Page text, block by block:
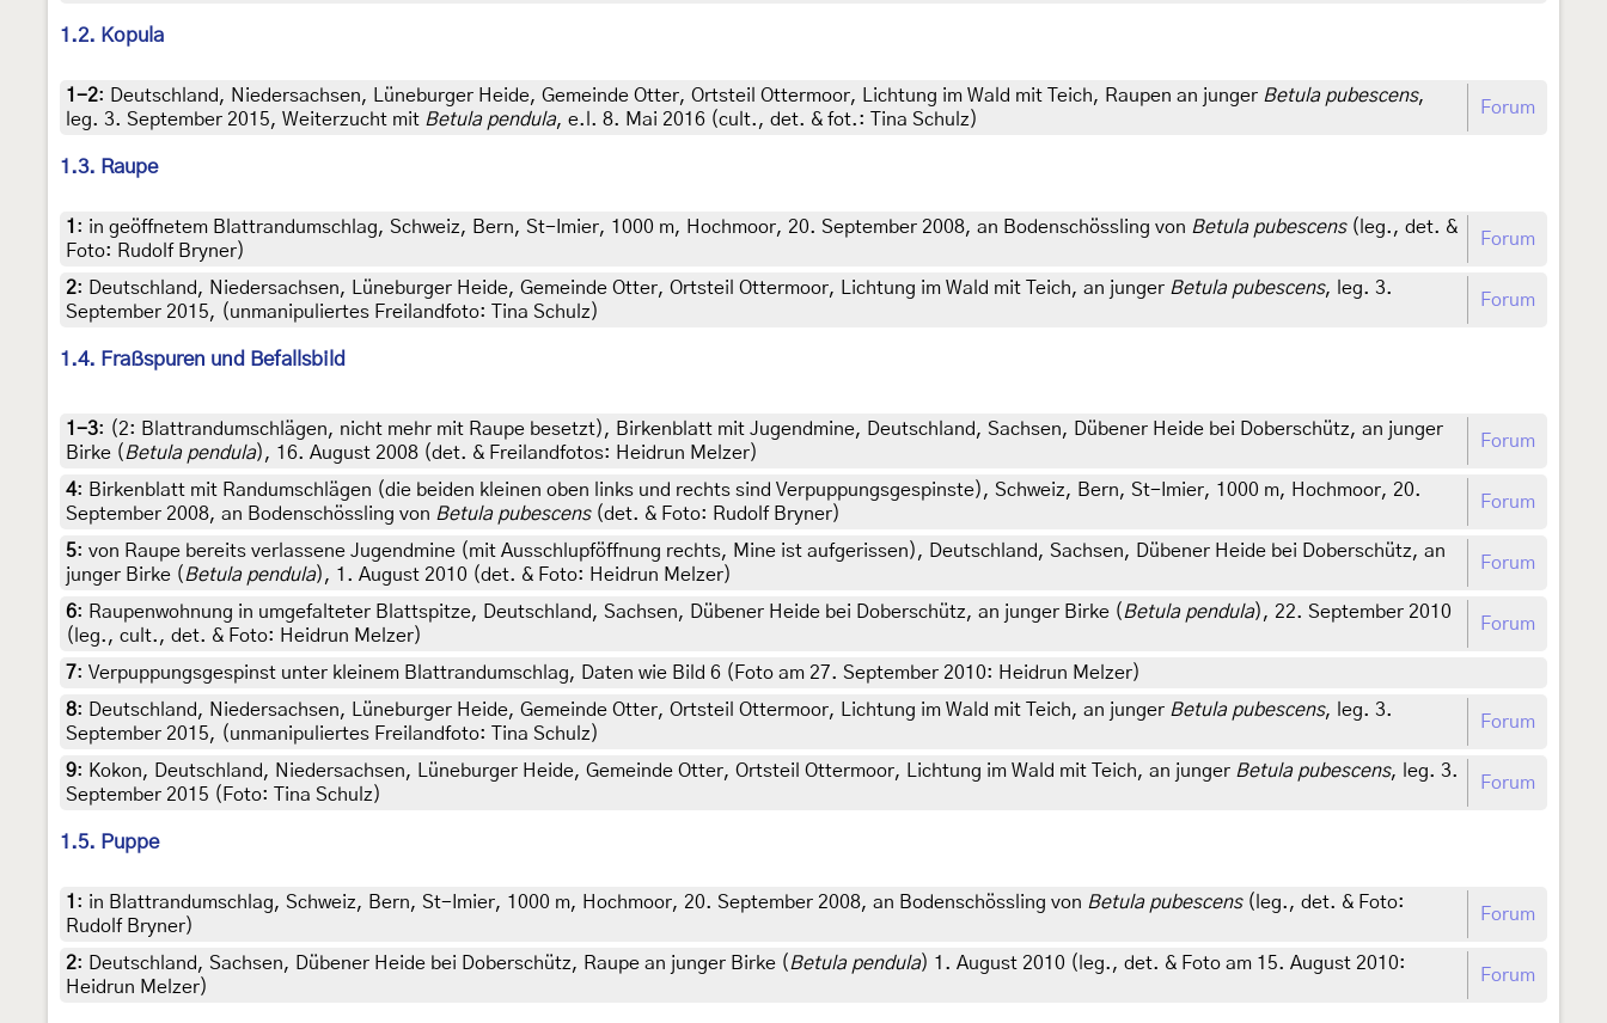
1.2. Kopula
1-2: Deutschland, Niedersachsen, Lüneburger Heide, Gemeinde Otter, Ortsteil Ottermoor, Lichtung im Wald mit Teich, Raupen an junger Betula pubescens,
leg. 3. September 2015, Weiterzucht mit Betula pendula, e.l. 8. Mai 2016 (cult., det. & fot.: Tina Schulz)
Forum
1.3. Raupe
1 : in geöffnetem Blattrandumschlag, Schweiz, Bern, St-Imier, 1000 m, Hochmoor, 20. September 2008, an Bodenschössling von Betula pubescens(leg., det. &
Foto: Rudolf Bryner)
Forum
2: Deutschland, Niedersachsen, Lüneburger Heide, Gemeinde Otter, Ortsteil Ottermoor, Lichtung im Wald mit Teich, an junger Betula pubescens, leg. 3.
September 2015, (unmanipuliertes Freilandfoto: Tina Schulz)
Forum
1.4. Fraßspuren und Befallsbild
1-3: (2: Blattrandumschlägen, nicht mehr mit Raupe besetzt), Birkenblatt mit Jugendmine, Deutschland, Sachsen, Dübener Heide bei Doberschütz, an junger
Birke (Betula pendula), 16. August 2008 (det. & Freilandfotos: Heidrun Melzer)
Forum
4: Birkenblatt mit Randumschlägen (die beiden kleinen oben links und rechts sind Verpuppungsgespinste), Schweiz, Bern, St-Imier, 1000 m, Hochmoor, 20.
September 2008, an Bodenschössling von Betula pubescens(det. & Foto: Rudolf Bryner)
Forum
5: von Raupe bereits verlassene Jugendmine (mit Ausschlupföffnung rechts, Mine ist aufgerissen), Deutschland, Sachsen, Dübener Heide bei Doberschütz, an
junger Birke (Betula pendula), 1. August 2010 (det. & Foto: Heidrun Melzer)
Forum
6: Raupenwohnung in umgefalteter Blattspitze, Deutschland, Sachsen, Dübener Heide bei Doberschütz, an junger Birke (Betula pendula), 22. September 2010
(leg., cult., det. & Foto: Heidrun Melzer)
Forum
7: Verpuppungsgespinst unter kleinem Blattrandumschlag, Daten wie Bild 6 (Foto am 27. September 2010: Heidrun Melzer)
8: Deutschland, Niedersachsen, Lüneburger Heide, Gemeinde Otter, Ortsteil Ottermoor, Lichtung im Wald mit Teich, an junger Betula pubescens, leg. 3.
September 2015, (unmanipuliertes Freilandfoto: Tina Schulz)
Forum
9: Kokon, Deutschland, Niedersachsen, Lüneburger Heide, Gemeinde Otter, Ortsteil Ottermoor, Lichtung im Wald mit Teich, an junger Betula pubescens, leg. 3.
September 2015 (Foto: Tina Schulz)
Forum
1.5. Puppe
1 : in Blattrandumschlag, Schweiz, Bern, St-Imier, 1000 m, Hochmoor, 20. September 2008, an Bodenschössling von Betula pubescens(leg., det. & Foto:
Rudolf Bryner)
Forum
2: Deutschland, Sachsen, Dübener Heide bei Doberschütz, Raupe an junger Birke (Betula pendula) 1. August 2010 (leg., det. & Foto am 15. August 2010:
Heidrun Melzer)
Forum